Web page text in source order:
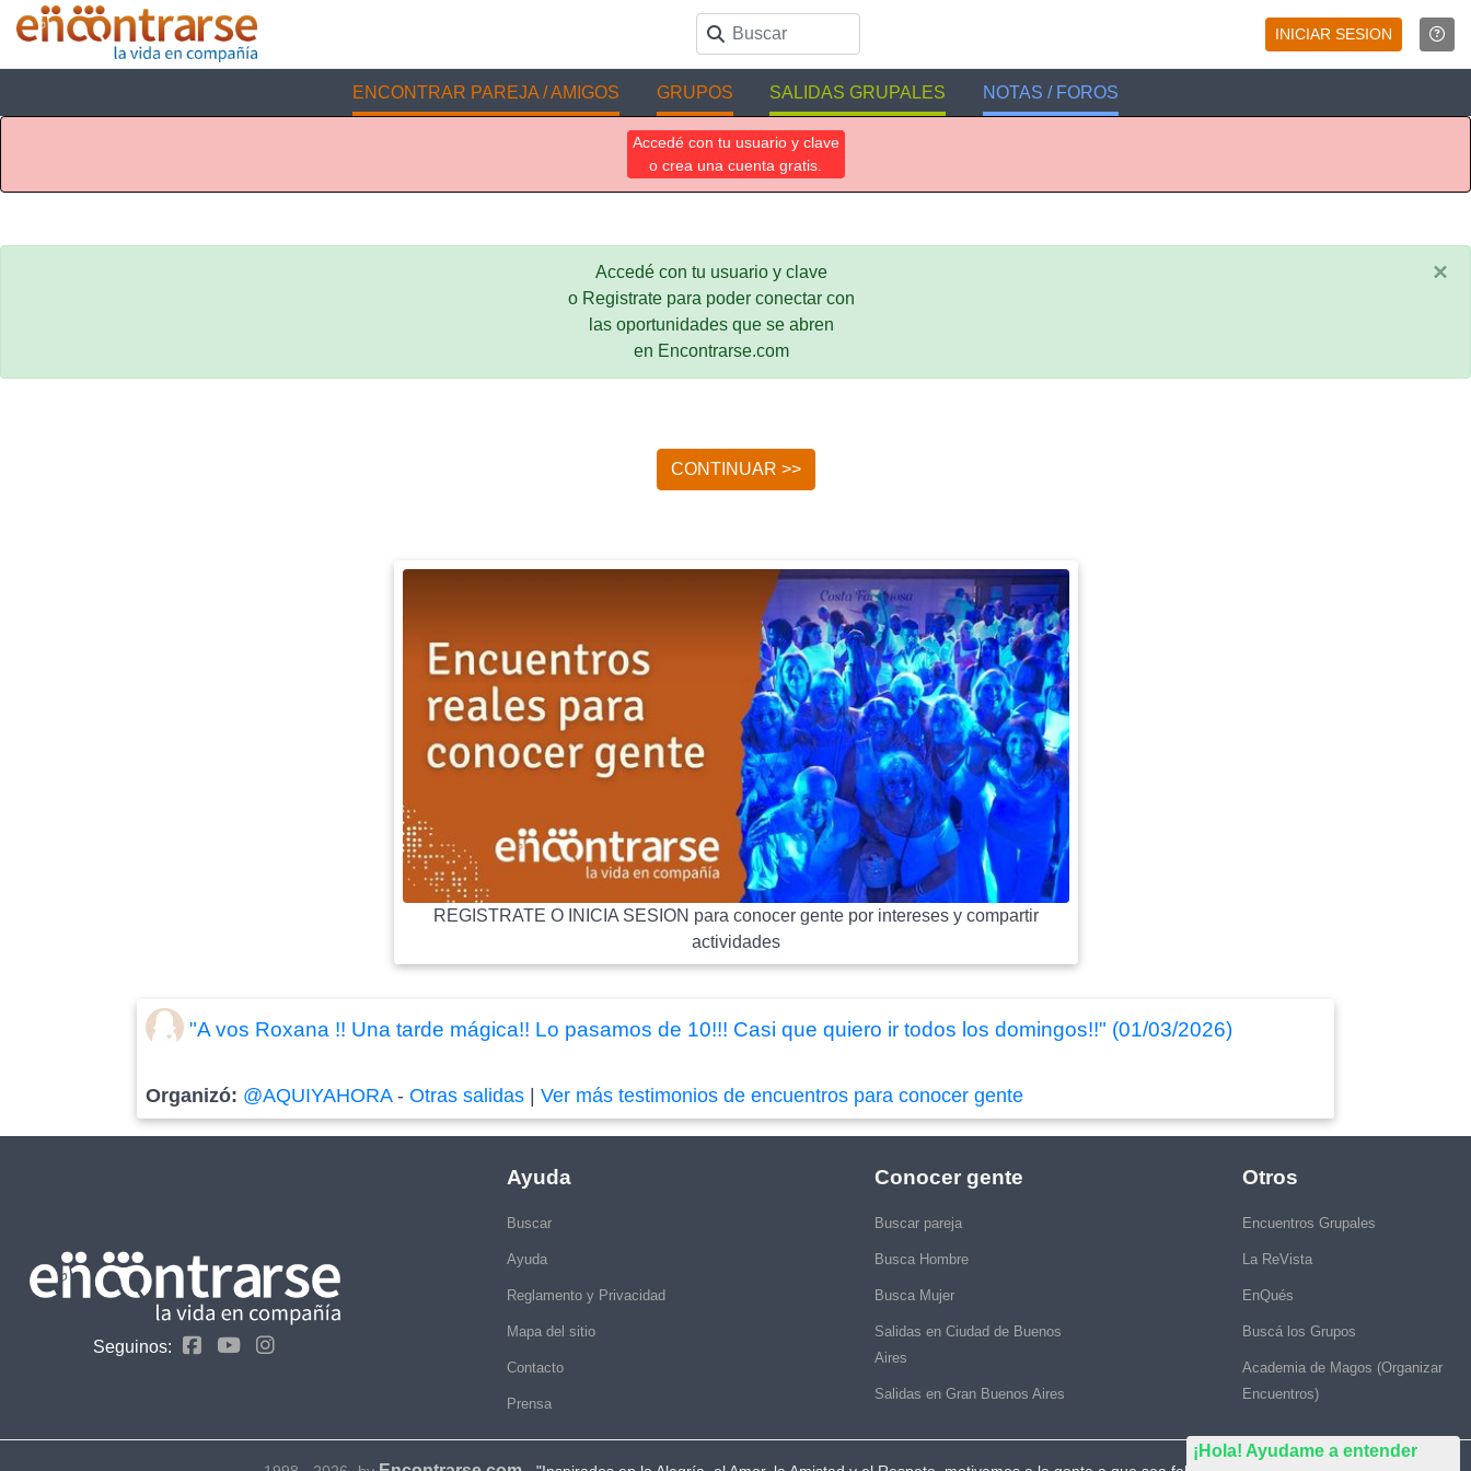
INICIAR SESION
ENCONTRAR PAREJA / AMIGOS GRUPOS SALIDAS GRUPALES NOTAS / FOROS
¡Hola! Ayudame a entender
Accedé con tu usuario y clave
o crea una cuenta gratis.
Accedé con tu usuario y clave
o Registrate para poder conectar con
las oportunidades que se abren
en Encontrarse.com
×
CONTINUAR >>
REGISTRATE O INICIA SESION para conocer gente por intereses y compartir
actividades
"A vos Roxana !! Una tarde mágica!! Lo pasamos de 10!!! Casi que quiero ir todos los domingos!!" (01/03/2026)
Organizó: @AQUIYAHORA-Otras salidas |Ver más testimonios de encuentros para conocer gente
Seguinos:
Ayuda
Buscar
Ayuda
Reglamento y Privacidad
Mapa del sitio
Contacto
Prensa
Conocer gente
Buscar pareja
Busca Hombre
Busca Mujer
Salidas en Ciudad de Buenos
Aires
Salidas en Gran Buenos Aires
Otros
Encuentros Grupales
La ReVista
EnQués
Buscá los Grupos
Academia de Magos (Organizar
Encuentros)